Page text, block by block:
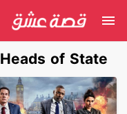
Heads of State